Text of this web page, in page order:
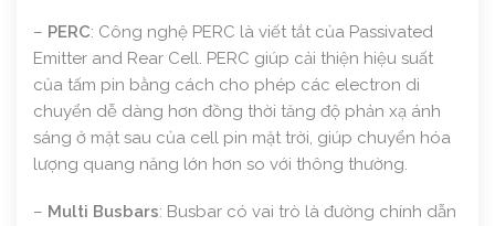
– PERC: Công nghệ PERC là viết tắt của Passivated
Emitter and Rear Cell. PERC giúp cải thiện hiệu suất
của tấm pin bằng cách cho phép các electron di
chuyển dễ dàng hơn đồng thời tăng độ phản xạ ánh
sáng ở mặt sau của cell pin mặt trời, giúp chuyển hóa
lượng quang năng lớn hơn so với thông thường.
– Multi Busbars: Busbar có vai trò là đường chính dẫn